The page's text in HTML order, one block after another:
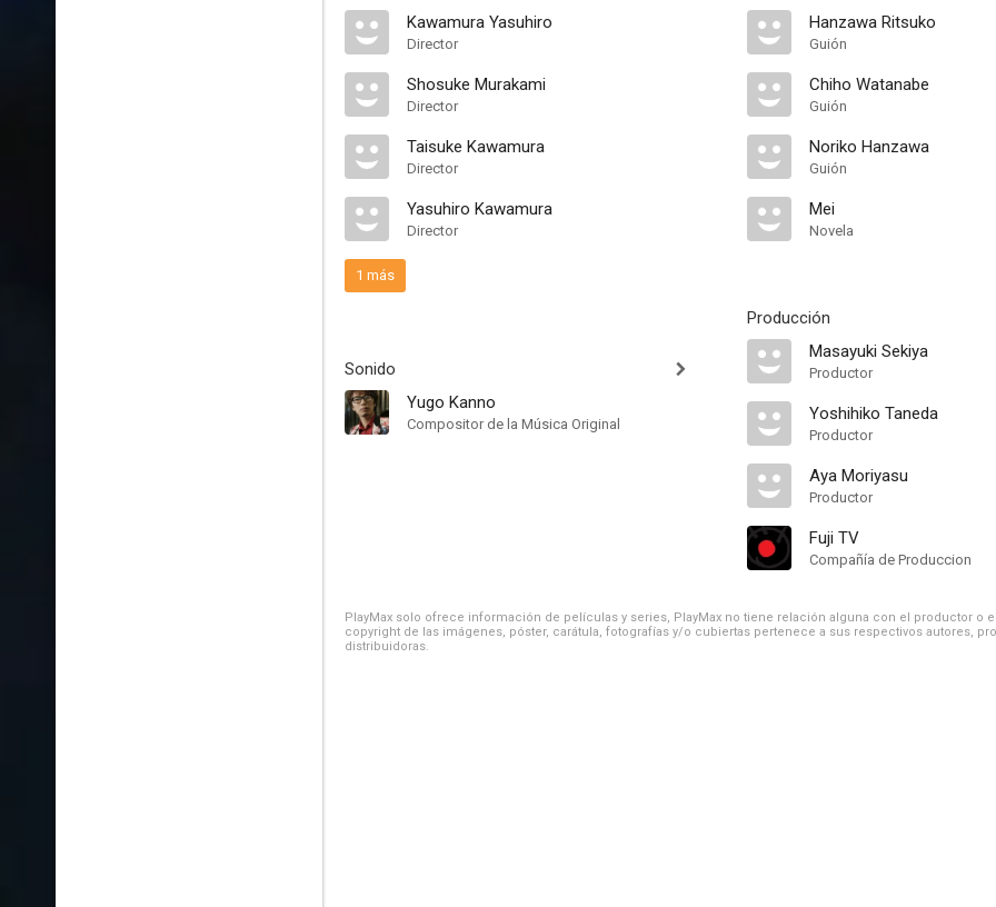
Kawamura Yasuhiro
Director
Shosuke Murakami
Director
Taisuke Kawamura
Director
Yasuhiro Kawamura
Director
1 más
Sonido
Yugo Kanno
Compositor de la Música Original
Hanzawa Ritsuko
Guión
Chiho Watanabe
Guión
Noriko Hanzawa
Guión
Mei
Novela
Producción
Masayuki Sekiya
Productor
Yoshihiko Taneda
Productor
Aya Moriyasu
Productor
Fuji TV
Compañía de Produccion
PlayMax solo ofrece información de películas y series, PlayMax no tiene relación alguna con el productor o
copyright de las imágenes, póster, carátula, fotografías y/o cubiertas pertenece a sus respectivos autores,
distribuidoras.